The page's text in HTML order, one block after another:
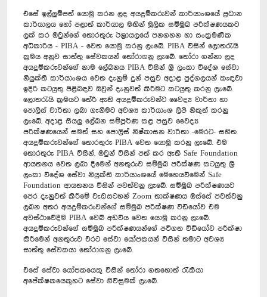
එසේ ඉල්ලුම්පත් යොමු කරන ලද අයදුම්කරුවන් කාර්යාංශයේ ප්‍රධාන
කාර්යාලය හෝ පළාත් කාර්යාල මඟින් මූලික සම්මුඛ පරීක්ෂණයකට
ලක් කර ඔවුන්ගේ තොරතුරු ඊශ්‍රායලයේ ජනගහන හා සංක්‍රමණික
අධිකාරිය - PIBA - වෙත යොමු කරනු ලැබේ. PIBA විසින් ලොතරැයි
ක්‍රමය අනුව සාත්තු සේවකයන් තෝරාගනු ලැබේ. තෝරා ගන්නා ලද
අයදුම්කරුවන්ගේ නාම ලේඛනය PIBA විසින් ශ්‍රී ලංකා විදේශ සේවා
නියුක්ති කාර්යාංශය වෙත දැනුම් දුන් පසුව අදාළ පුද්ගලයන් කැඳවා
ඉදිරි කටයුතු පිළිබඳව ඔවුන් දැනුවත් කිරීමට කටයුතු කරනු ලැබේ.
ලොතරැයි ක්‍රමයට තේරී ඇති අයදුම්කරුවන්ට වෛද්‍ය වාර්තා හා
පොලිස් වාර්තා ලබා ගැනීමට අවශ්‍ය කාර්යාංශ ලිපි නිකුත් කරනු
ලැබේ. අදාළ සියලු ලේඛන සම්පූර්ණ කළ පසුව වෛද්‍ය
පරීක්ෂණයෙන් සමත් සහ පොලිස් නිෂ්කාසන වාර්තා -මෙරට- සහිත
අයදුම්කරුවන්ගේ තොරතුරු PIBA වෙත යොමු කරනු ලැබේ. එම
‍තොරතුරු PIBA විසින්, ඔවුන් විසින් පත් කර ඇති Safe Foundation
ආයතනය වෙත ලබා දීමෙන් අනතුරුව සම්මුඛ පරීක්ෂණ කටයුතු ශ්‍රී
ලංකා විදේශ සේවා නියුක්ති කාර්යාංශයේ මෙහෙයවීමෙන් Safe
Foundation ආයතනය විසින් පවත්වනු ලැබේ. සම්මුඛ පරීක්ෂණයට
පෙර දැනුවත් කිරීමේ වැඩසටහන් Zoom තාක්ෂණය ඔස්සේ පවත්වනු
ලබන අතර අයදුම්කරුවන්ගේ සම්මුඛ පරීක්ෂණ වීඩියෝව එම
අවස්ථාවේදීම PIBA වෙබ් අඩවිය වෙත යොමු කරනු ලැබේ.
අයදුම්කරුවන්ගේ සම්මුඛ පරීක්ෂණයන්ගේ පටිගත වීඩියෝව පරීක්ෂා
කිරීමෙන් අනතුරුව එරට සේවා යෝජකයන් විසින් තමාට අවශ්‍ය
සාත්තු සේවකයා තෝරාගනු ලැබේ.
එසේ සේවා යෝජකයෙකු විසින් තෝරා ගතහොත් රැකියා
අපේක්ෂකයෙකුහට සේවා ගිවිසුමක් ලැබේ.